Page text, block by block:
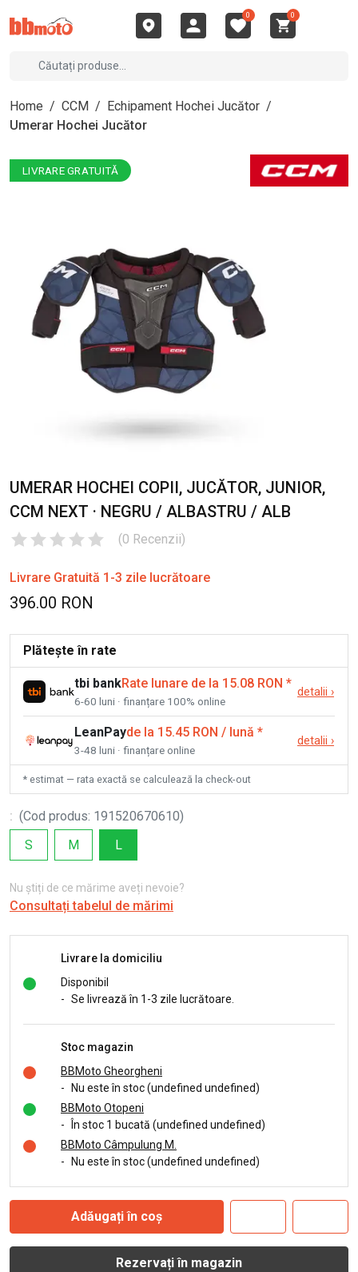
0 0
Home / CCM / Echipament Hochei Jucător /
Umerar Hochei Jucător
LIVRARE GRATUITĂ
UMERAR HOCHEI COPII, JUCĂTOR, JUNIOR,
CCM NEXT · NEGRU / ALBASTRU / ALB
(0 Recenzii)
Livrare Gratuită 1-3 zile lucrătoare
396.00 RON
Plătește în rate
tbi bankRate lunare de la 15.08 RON *
6-60 luni · finanțare 100% online
detalii ›
LeanPayde la 15.45 RON / lună *
3-48 luni · finanțare online
detalii ›
* estimat — rata exactă se calculează la check-out
: (Cod produs: 191520670610)
S
M L
Nu știți de ce mărime aveți nevoie?
Consultați tabelul de mărimi
Livrare la domiciliu
Disponibil
- Se livrează în 1-3 zile lucrătoare.
Stoc magazin
BBMoto Gheorgheni
-
Nu este în stoc (undefined undefined)
BBMoto Otopeni
-
În stoc 1 bucată (undefined undefined)
BBMoto Câmpulung M.
-
Nu este în stoc (undefined undefined)
Adăugați în coș
Rezervați în magazin